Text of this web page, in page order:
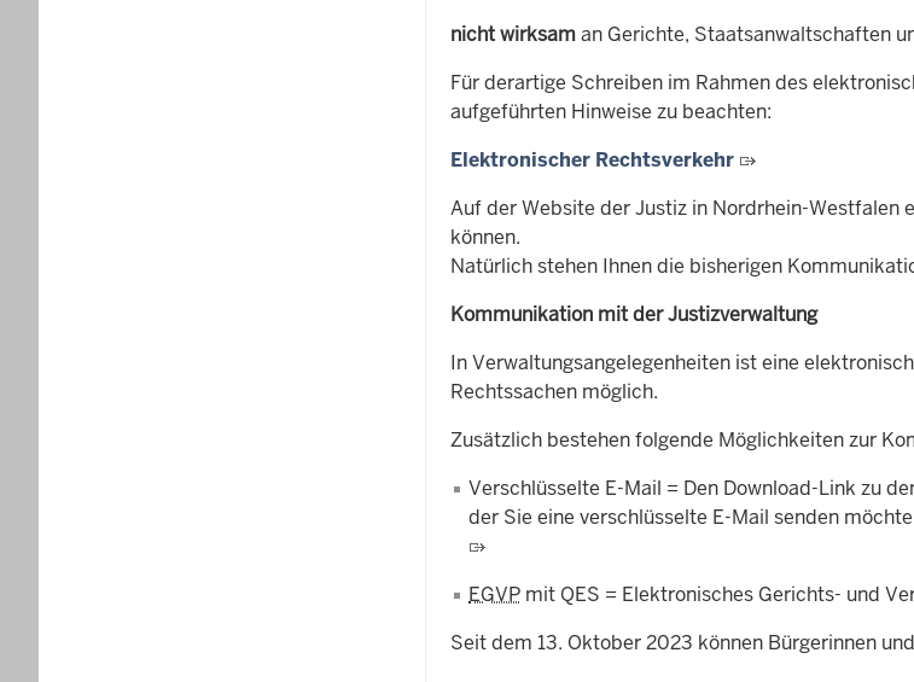
nicht wirksaman Gerichte, Staatsanwaltschaften
Für derartige Schreiben im Rahmen des
aufgeführten Hinweise zu beachten:
Elektronischer Rechtsverkehr
Auf der Website der Justiz in Nordrhein-Westfalen
können.
Natürlich stehen Ihnen die bisherigen
Kommunikation mit der Justizverwaltung
In Verwaltungsangelegenheiten ist eine
Rechtssachen möglich.
Zusätzlich bestehen folgende Möglichkeiten zur
Verschlüsselte E-Mail = Den Download-Link zu
der Sie eine verschlüsselte E-Mail senden
EGVP mit QES = Elektronisches Gerichts- und
Seit dem 13. Oktober 2023 können Bürgerinnen